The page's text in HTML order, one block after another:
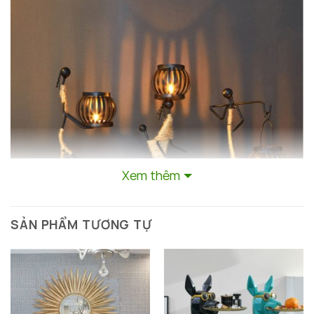
Giá Đỡ Nến – Một Tác Phẩm Nghệ Thuật
Trong Nội Thất
Xem thêm
SẢN PHẨM TƯƠNG TỰ